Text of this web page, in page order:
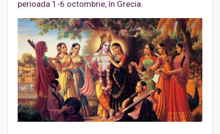
perioada 1-6 octombrie, în Grecia.